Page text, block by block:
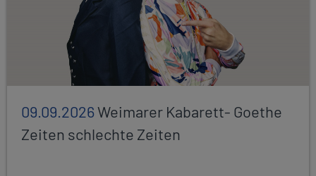
09.09.2026Weimarer Kabarett- Goethe
Zeiten schlechte Zeiten